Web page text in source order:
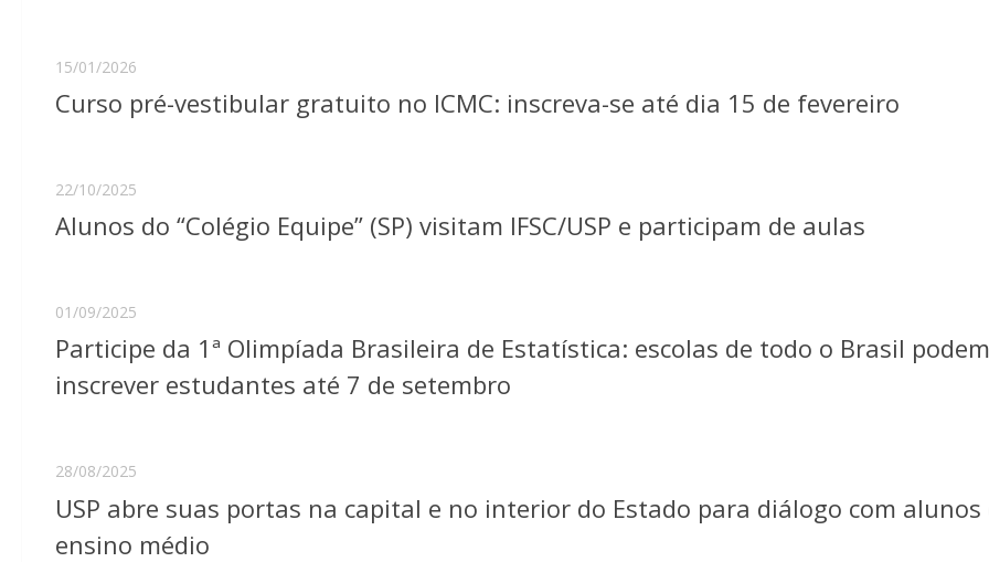
15/01/2026
Curso pré-vestibular gratuito no ICMC: inscreva-se até dia 15 de fevereiro
22/10/2025
Alunos do “Colégio Equipe” (SP) visitam IFSC/USP e participam de aulas
01/09/2025
Participe da 1ª Olimpíada Brasileira de Estatística: escolas de todo o Brasil podem
inscrever estudantes até 7 de setembro
28/08/2025
USP abre suas portas na capital e no interior do Estado para diálogo com alunos
ensino médio